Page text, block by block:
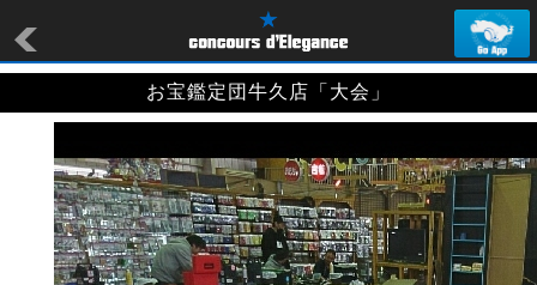
お宝鑑定団牛久店「大会」